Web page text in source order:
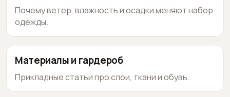
Почему ветер, влажность и осадки меняют набор
одежды.
Материалы и гардероб
Прикладные статьи про слои, ткани и обувь.